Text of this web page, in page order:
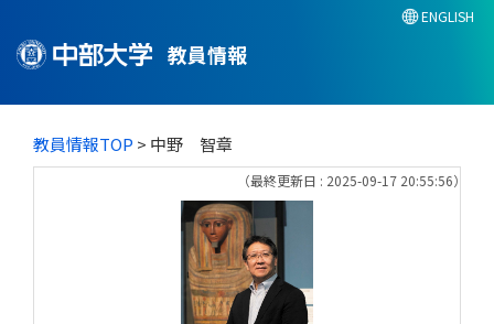
教員情報
ENGLISH
教員情報TOP > 中野 智章
（最終更新日 : 2025-09-17 20:55:56）